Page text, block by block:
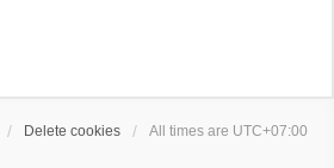
Delete cookies All times are UTC+07:00